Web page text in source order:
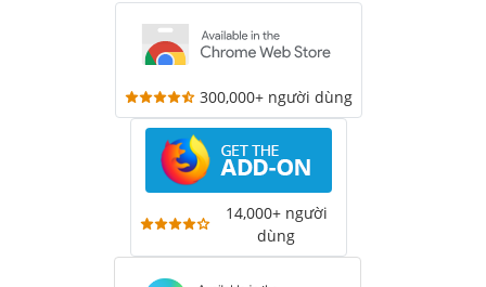
300,000+ người dùng
14,000+ người
dùng